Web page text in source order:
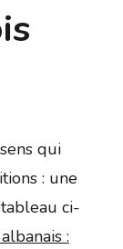
qui
: une
ci-
: